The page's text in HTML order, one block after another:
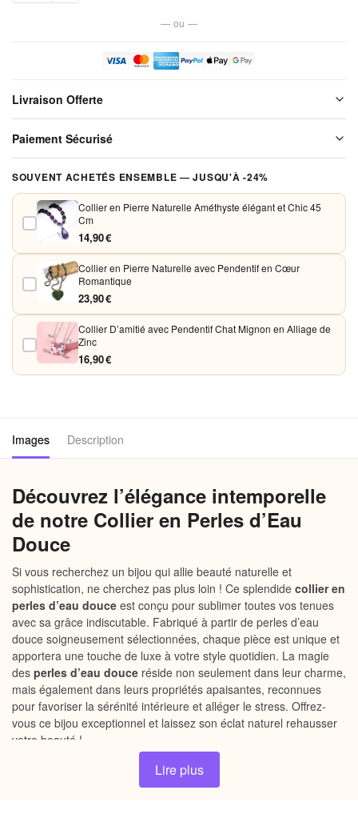
— ou —
Livraison Offerte
soigneusement emballé avant expédition. Aucun frais de port, jamais.
Paiement Sécurisé
acceptons Visa, Mastercard, PayPal et Apple Pay. Aucune donnée
bancaire n'est conservée sur nos serveurs.
SOUVENT ACHETÉS ENSEMBLE — JUSQU'À -24%
Collier en Pierre Naturelle Améthyste élégant et Chic 45
Cm
14,90 €
Collier en Pierre Naturelle avec Pendentif en Cœur
Romantique
23,90 €
Collier D’amitié avec Pendentif Chat Mignon en Alliage de
Zinc
16,90 €
Images Description
Découvrez l’élégance intemporelle
de notre Collier en Perles d’Eau
Douce
Si vous recherchez un bijou qui allie beauté naturelle et
sophistication, ne cherchez pas plus loin ! Ce splendide collier en
perles d’eau douce est conçu pour sublimer toutes vos tenues
avec sa grâce indiscutable. Fabriqué à partir de perles d’eau
douce soigneusement sélectionnées, chaque pièce est unique et
apportera une touche de luxe à votre style quotidien. La magie
des perles d’eau douce réside non seulement dans leur charme,
mais également dans leurs propriétés apaisantes, reconnues
pour favoriser la sérénité intérieure et alléger le stress. Offrez-
vous ce bijou exceptionnel et laissez son éclat naturel rehausser
votre beauté !
Pourquoi choisir notre Collier en
Lire plus